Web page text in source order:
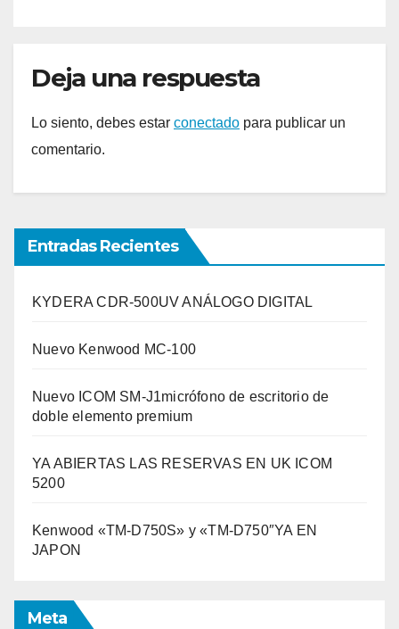
Deja una respuesta
Lo siento, debes estar conectado para publicar un
comentario.
Entradas Recientes
KYDERA CDR-500UV ANÁLOGO DIGITAL
Nuevo Kenwood MC-100
Nuevo ICOM SM-J1micrófono de escritorio de
doble elemento premium
YA ABIERTAS LAS RESERVAS EN UK ICOM
5200
Kenwood «TM-D750S» y «TM-D750″YA EN
JAPON
Meta